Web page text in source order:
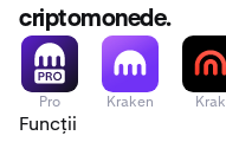
criptomonede.
Pro Kraken Krak
Funcții